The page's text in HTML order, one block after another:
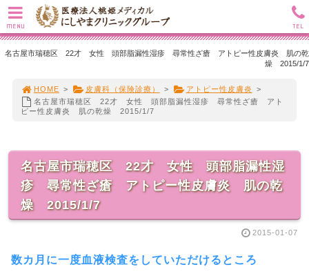
名古屋市瑞穂区 22才 女性 頭部脂漏性湿疹 尋常性ざ瘡 アトピー性皮膚炎 肌の乾
燥 2015/1/7
HOME > 皮膚科（保険診療） > アトピー性皮膚炎
>
名古屋市瑞穂区 22才 女性 頭部脂漏性湿疹 尋常性ざ瘡 アト
ピー性皮膚炎 肌の乾燥 2015/1/7
名古屋市瑞穂区 22才 女性 頭部脂漏性湿
疹 尋常性ざ瘡 アトピー性皮膚炎 肌の乾
燥 2015/1/7
2015-01-07
数カ月に一度血液検査をしていただけるところ
MENU TEL